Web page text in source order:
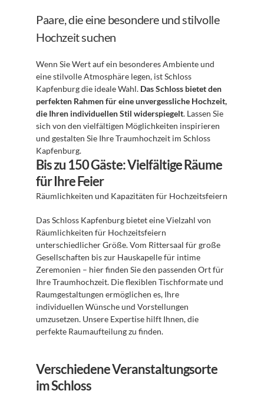
Paare, die eine besondere und stilvolle
Hochzeit suchen
Wenn Sie Wert auf ein besonderes Ambiente und
eine stilvolle Atmosphäre legen, ist Schloss
Kapfenburg die ideale Wahl. Das Schloss bietet den
perfekten Rahmen für eine unvergessliche Hochzeit,
die Ihren individuellen Stil widerspiegelt. Lassen Sie
sich von den vielfältigen Möglichkeiten inspirieren
und gestalten Sie Ihre Traumhochzeit im Schloss
Kapfenburg.
Bis zu 150 Gäste: Vielfältige Räume
für Ihre Feier
Das Schloss Kapfenburg bietet eine Vielzahl von
Räumlichkeiten für Hochzeitsfeiern
unterschiedlicher Größe. Vom Rittersaal für große
Gesellschaften bis zur Hauskapelle für intime
Zeremonien – hier finden Sie den passenden Ort für
Ihre Traumhochzeit. Die flexiblen Tischformate und
Raumgestaltungen ermöglichen es, Ihre
individuellen Wünsche und Vorstellungen
umzusetzen. Unsere Expertise hilft Ihnen, die
perfekte Raumaufteilung zu finden.
Verschiedene Veranstaltungsorte
im Schloss